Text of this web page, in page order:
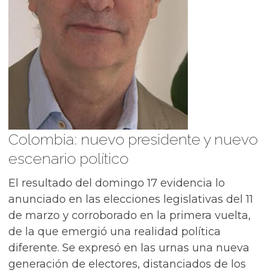
Colombia: nuevo presidente y nuevo
escenario político
El resultado del domingo 17 evidencia lo
anunciado en las elecciones legislativas del 11
de marzo y corroborado en la primera vuelta,
de la que emergió una realidad política
diferente. Se expresó en las urnas una nueva
generación de electores, distanciados de los